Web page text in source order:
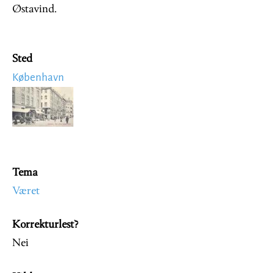
Østavind.
Sted
København
Image
Tema
Været
Korrekturlest?
Nei